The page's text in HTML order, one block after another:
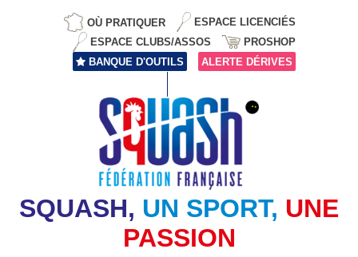
OÙ PRATIQUER
ESPACE LICENCIÉS
ESPACE CLUBS/ASSOS
PROSHOP
BANQUE D'OUTILS
ALERTE DÉRIVES
SQUASH, UN SPORT, UNE
PASSION